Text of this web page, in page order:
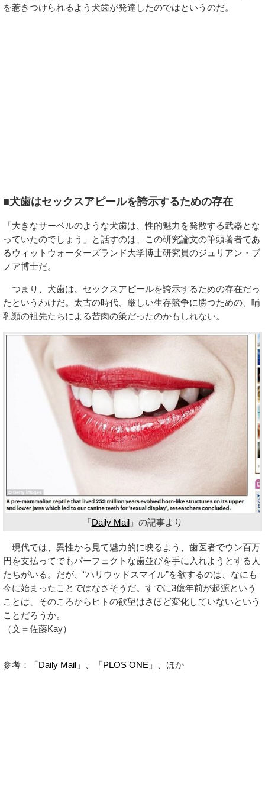
を惹きつけられるよう犬歯が発達したのではというのだ。
■犬歯はセックスアピールを誇示するための存在
「大きなサーベルのような犬歯は、性的魅力を発散する武器とな
っていたのでしょう」と話すのは、この研究論文の筆頭著者であ
るウィットウォーターズランド大学博士研究員のジュリアン・ブ
ノア博士だ。
つまり、犬歯は、セックスアピールを誇示するための存在だっ
たというわけだ。太古の時代、厳しい生存競争に勝つための、哺
乳類の祖先たちによる苦肉の策だったのかもしれない。
「Daily Mail」の記事より
現代では、異性から見て魅力的に映るよう、歯医者でウン百万
円を支払ってでもパーフェクトな歯並びを手に入れようとする人
たちがいる。だが、“ハリウッドスマイル”を欲するのは、なにも
今に始まったことではなさそうだ。すでに3億年前が起源という
ことは、そのころからヒトの欲望はさほど変化していないという
ことだろうか。
（文＝佐藤Kay）
参考：「Daily Mail 」、「PLOS ONE 」、ほか